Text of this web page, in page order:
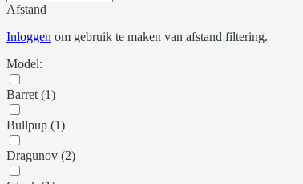
Afstand
Inloggen om gebruik te maken van afstand filtering.
Model:
Barret (1)
Bullpup (1)
Dragunov (2)